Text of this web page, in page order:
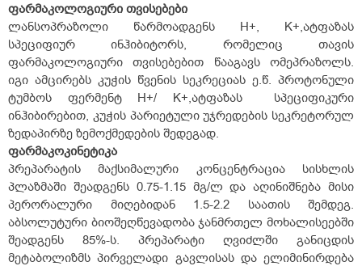
ფარმაკოლოგიური თვისებები
ლანსოპრაზოლი წარმოადგენს H+, K+,ატფაზას
სპეციფიურ ინჰიბიტორს, რომელიც თავის
ფარმაკოლოგიური თვისებებით წააგავს ომეპრაზოლს.
იგი ამცირებს კუჭის წვენის სეკრეციას ე.წ. პროტონული
ტუმბოს ფერმენტ H+/ K+,ატფაზას სპეციფიკური
ინჰიბირებით, კუჭის პარიეტული უჯრედების სეკრეტორულ
ზედაპირზე ზემოქმედების შედეგად.
ფარმაკოკინეტიკა
პრეპარატის მაქსიმალური კონცენტრაცია სისხლის
პლაზმაში შეადგენს 0.75-1.15 მგ/ლ და აღინიშნება მისი
პერორალური მიღებიდან 1.5-2.2 საათის შემდეგ.
აბსოლუტური ბიოშეღწევადობა ჯანმრთელ მოხალისეებში
შეადგენს 85%-ს. პრეპარატი ღვიძლში განიცდის
მეტაბოლიზმს პირველადი გავლისას და ელიმინირდება